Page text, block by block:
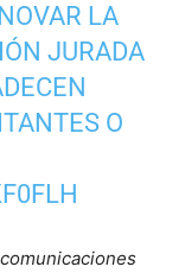
LA
JURADA
O